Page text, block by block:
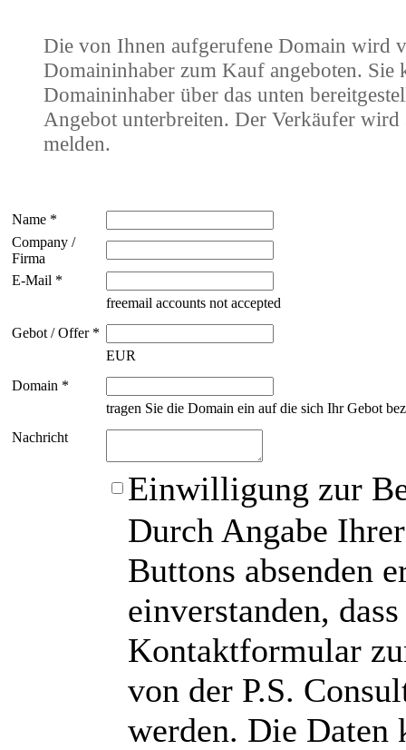
Die von Ihnen aufgerufene Domain wird
Domaininhaber zum Kauf angeboten. Sie
Domaininhaber über das unten
Angebot unterbreiten. Der Verkäufer wird
melden.
Name *
Company /
Firma
E-Mail *
freemail accounts not accepted
Gebot / Offer *
EUR
Domain *
tragen Sie die Domain ein auf die sich Ihr Gebot
Nachricht
Einwilligung zur
Durch Angabe
Buttons absenden
einverstanden,
Kontaktformular
von der P.S.
werden. Die Daten